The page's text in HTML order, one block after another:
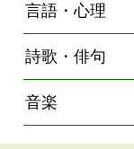
言語・心理
詩歌・俳句
音楽